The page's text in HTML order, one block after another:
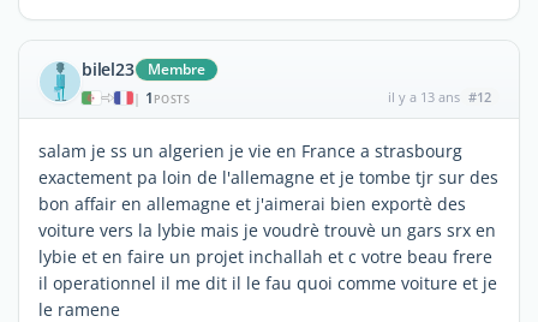
bilel23 Membre
| 1 POSTS il y a 13 ans #12
salam je ss un algerien je vie en France a strasbourg
exactement pa loin de l'allemagne et je tombe tjr sur des
bon affair en allemagne et j'aimerai bien exportè des
voiture vers la lybie mais je voudrè trouvè un gars srx en
lybie et en faire un projet inchallah et c votre beau frere
il operationnel il me dit il le fau quoi comme voiture et je
le ramene